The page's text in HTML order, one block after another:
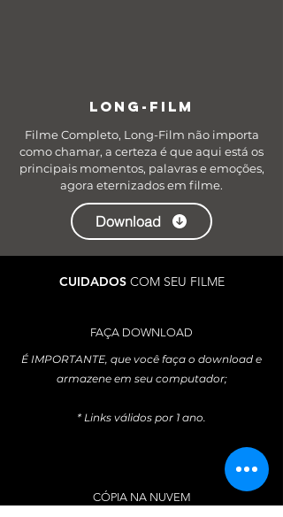
LONG-FILM
Filme Completo, Long-Film não importa
como chamar, a certeza é que aqui está os
principais momentos, palavras e emoções,
agora eternizados em filme.
Download
CUIDADOS COM SEU FILME
FAÇA DOWNLOAD
É IMPORTANTE, que você faça o download e
armazene em seu computador;
* Links válidos por 1 ano.
CÓPIA NA NUVEM